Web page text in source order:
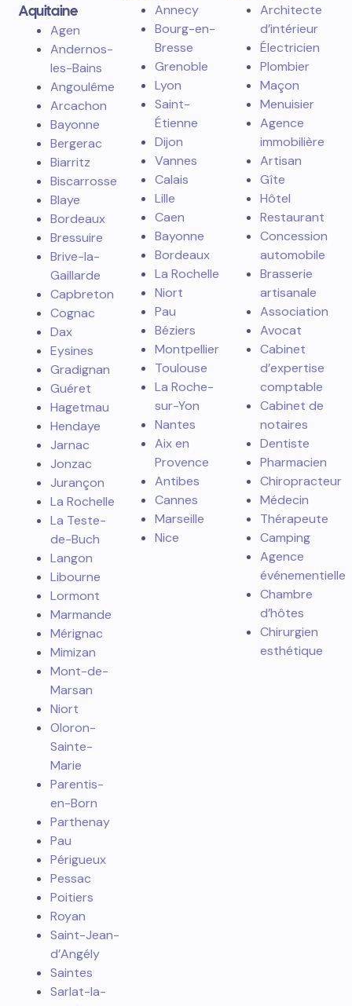
Aquitaine
Agen
Andernos-
les-Bains
Angoulême
Arcachon
Bayonne
Bergerac
Biarritz
Biscarrosse
Blaye
Bordeaux
Bressuire
Brive-la-
Gaillarde
Capbreton
Cognac
Dax
Eysines
Gradignan
Guéret
Hagetmau
Hendaye
Jarnac
Jonzac
Jurançon
La Rochelle
La Teste-
de-Buch
Langon
Libourne
Lormont
Marmande
Mérignac
Mimizan
Mont-de-
Marsan
Niort
Oloron-
Sainte-
Marie
Parentis-
en-Born
Parthenay
Pau
Périgueux
Pessac
Poitiers
Royan
Saint-Jean-
d’Angély
Saintes
Sarlat-la-
Annecy
Bourg-en-
Bresse
Grenoble
Lyon
Saint-
Étienne
Dijon
Vannes
Calais
Lille
Caen
Bayonne
Bordeaux
La Rochelle
Niort
Pau
Béziers
Montpellier
Toulouse
La Roche-
sur-Yon
Nantes
Aix en
Provence
Antibes
Cannes
Marseille
Nice
Architecte
d’intérieur
Électricien
Plombier
Maçon
Menuisier
Agence
immobilière
Artisan
Gîte
Hôtel
Restaurant
Concession
automobile
Brasserie
artisanale
Association
Avocat
Cabinet
d’expertise
comptable
Cabinet de
notaires
Dentiste
Pharmacien
Chiropracteur
Médecin
Thérapeute
Camping
Agence
événementielle
Chambre
d’hôtes
Chirurgien
esthétique